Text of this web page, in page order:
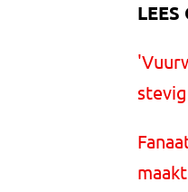
LEES